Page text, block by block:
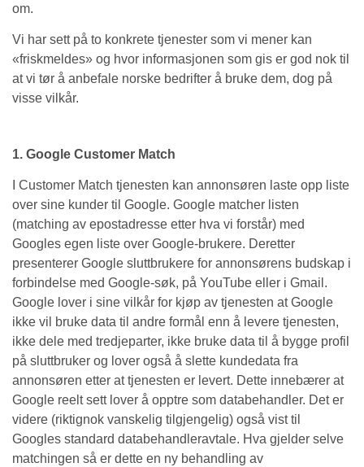
om.
Vi har sett på to konkrete tjenester som vi mener kan
«friskmeldes» og hvor informasjonen som gis er god nok til
at vi tør å anbefale norske bedrifter å bruke dem, dog på
visse vilkår.
1. Google Customer Match
I Customer Match tjenesten kan annonsøren laste opp liste
over sine kunder til Google. Google matcher listen
(matching av epostadresse etter hva vi forstår) med
Googles egen liste over Google-brukere. Deretter
presenterer Google sluttbrukere for annonsørens budskap i
forbindelse med Google-søk, på YouTube eller i Gmail.
Google lover i sine vilkår for kjøp av tjenesten at Google
ikke vil bruke data til andre formål enn å levere tjenesten,
ikke dele med tredjeparter, ikke bruke data til å bygge profil
på sluttbruker og lover også å slette kundedata fra
annonsøren etter at tjenesten er levert. Dette innebærer at
Google reelt sett lover å opptre som databehandler. Det er
videre (riktignok vanskelig tilgjengelig) også vist til
Googles standard databehandleravtale. Hva gjelder selve
matchingen så er dette en ny behandling av